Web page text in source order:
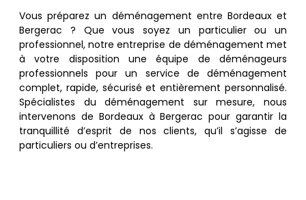
Vous préparez un déménagement entre Bordeaux et
Bergerac ? Que vous soyez un particulier ou un
professionnel, notre entreprise de déménagement met
à votre disposition une équipe de déménageurs
professionnels pour un service de déménagement
complet, rapide, sécurisé et entièrement personnalisé.
Spécialistes du déménagement sur mesure, nous
intervenons de Bordeaux à Bergerac pour garantir la
tranquillité d’esprit de nos clients, qu’il s’agisse de
particuliers ou d’entreprises.